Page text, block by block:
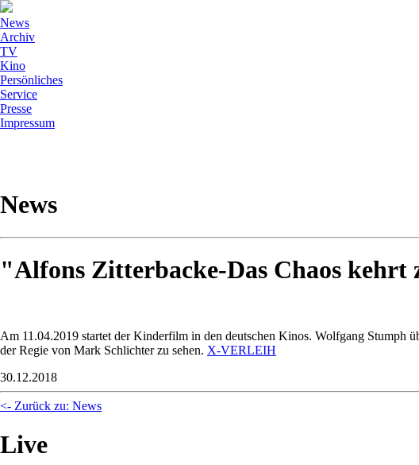
News
Archiv
TV
Kino
Persönliches
Service
Presse
Impressum
News
"Alfons Zitterbacke-Das Chaos kehrt
Am 11.04.2019 startet der Kinderfilm in den deutschen Kinos. Wolfgang Stumph
der Regie von Mark Schlichter zu sehen. X-VERLEIH
30.12.2018
<- Zurück zu: News
Live